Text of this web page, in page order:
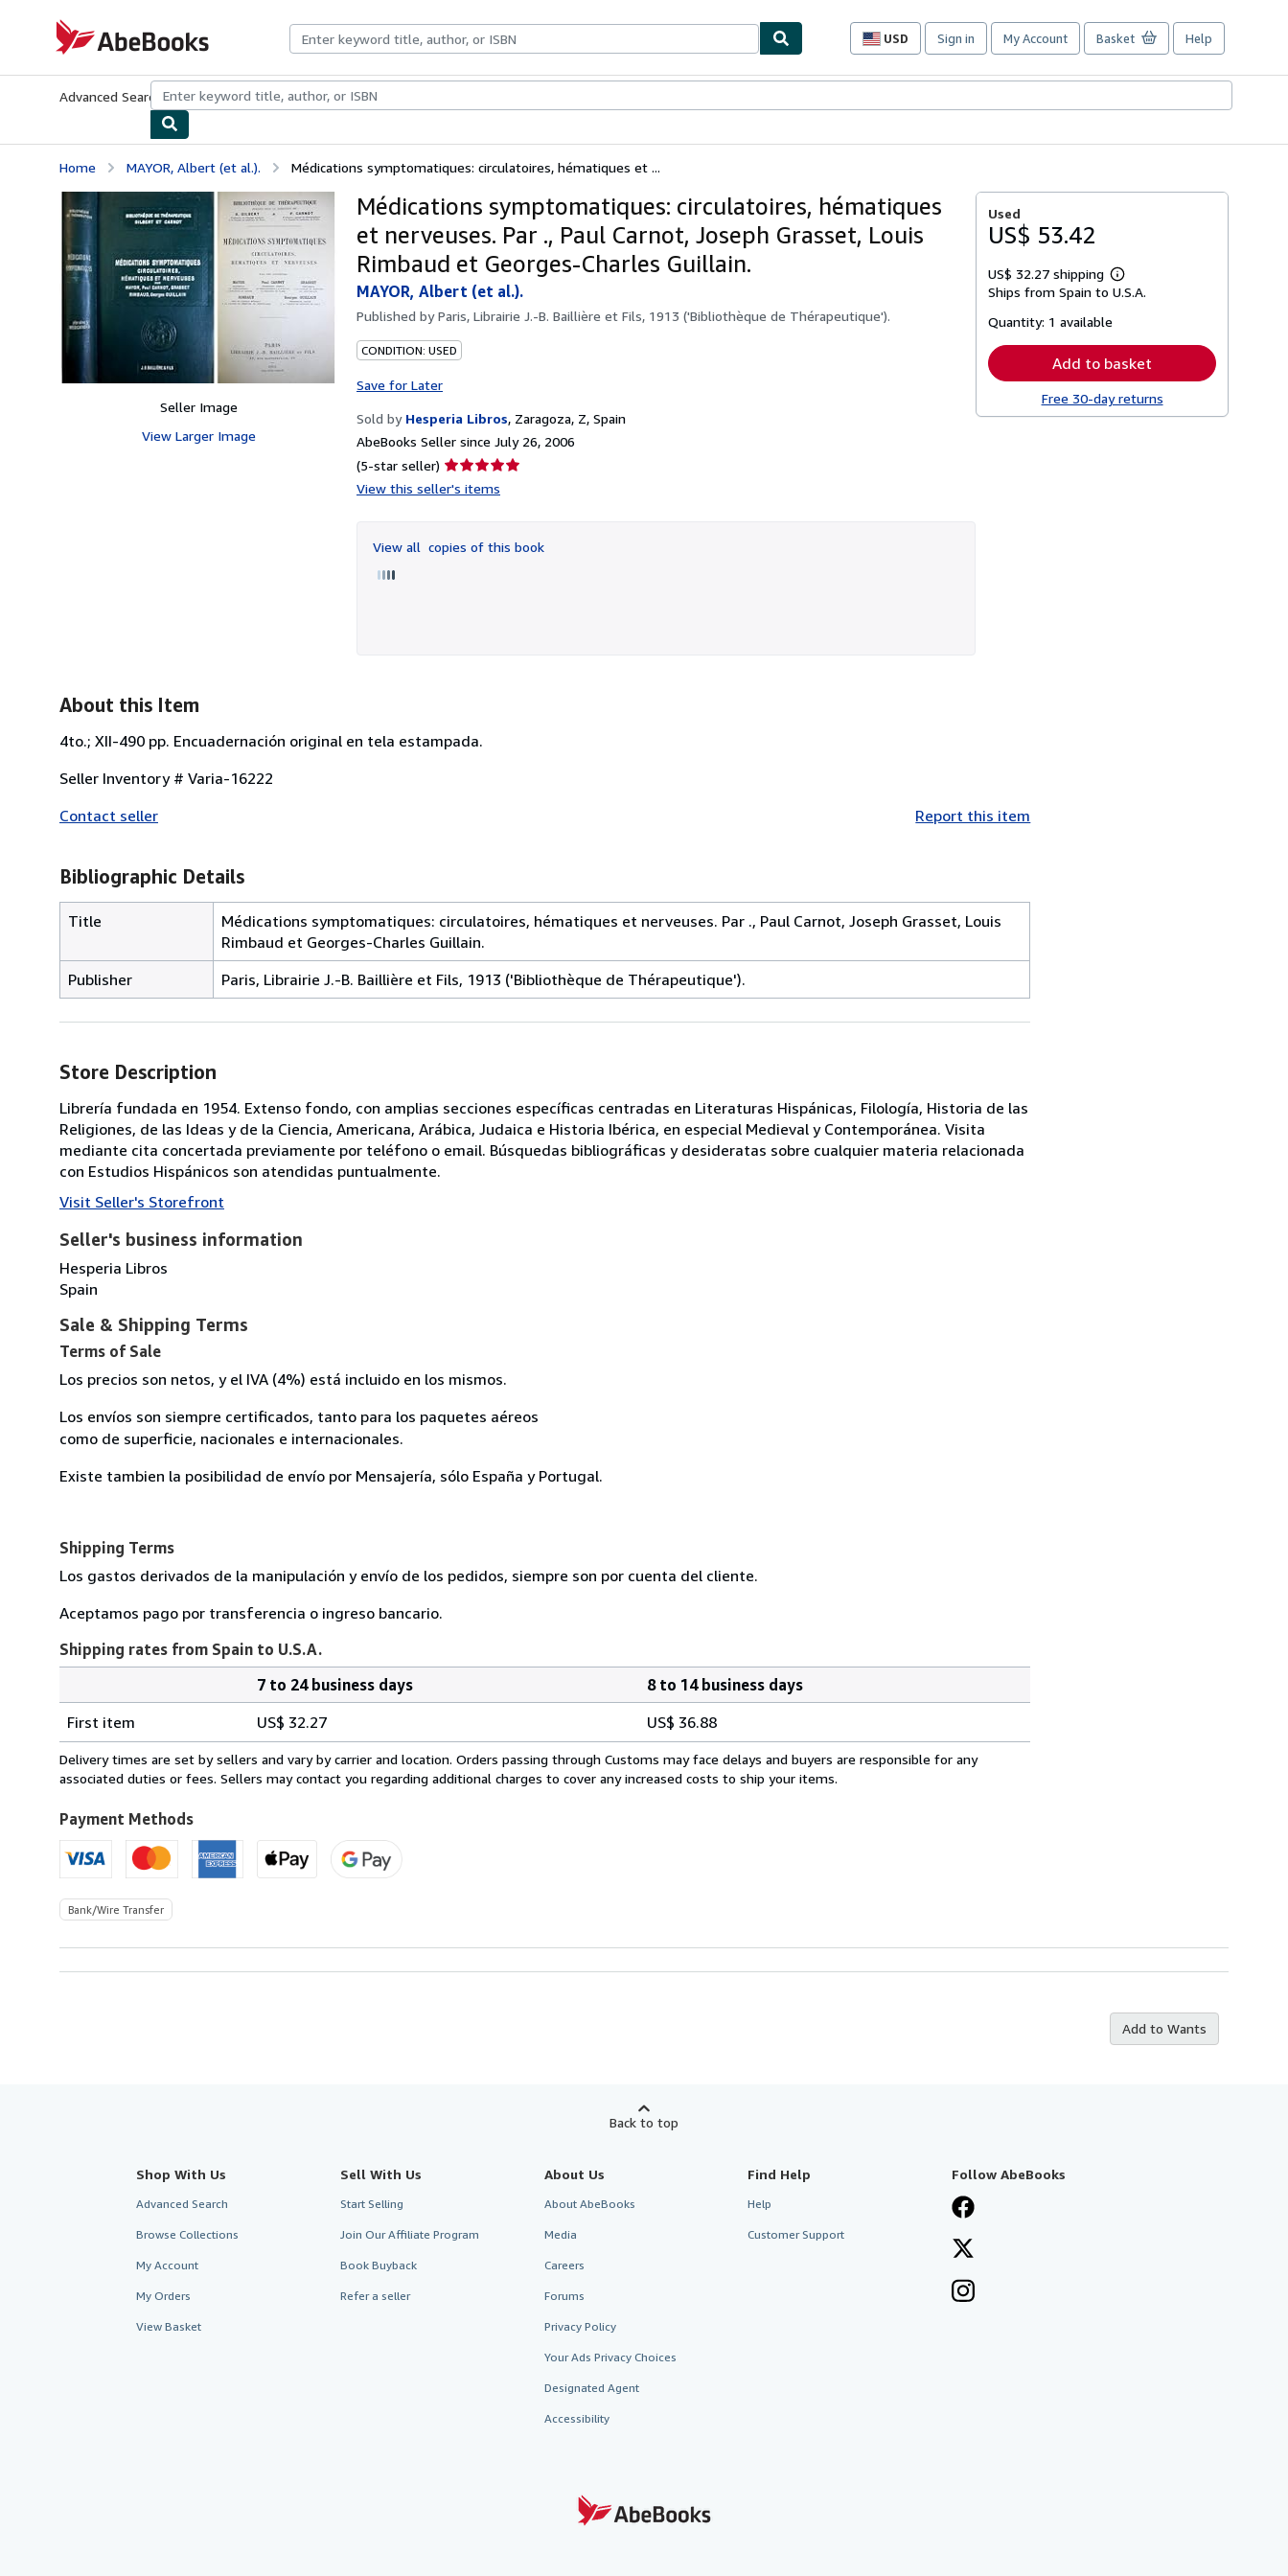
AbeBooks.com
USD
Site
preferences
Sign in My Account Basket Help
Advanced Search Browse CollectionsRare BooksArt & Collectibles
Home MAYOR, Albert (et al.). Médications symptomatiques: circulatoires, hématiques et ...
Seller Image
View Larger Image
Médications symptomatiques: circulatoires, hématiques
et nerveuses. Par ., Paul Carnot, Joseph Grasset, Louis
Rimbaud et Georges-Charles Guillain.
MAYOR, Albert (et al.).
Published byParis, Librairie J.-B. Baillière et Fils, 1913 ('Bibliothèque de Thérapeutique').
CONDITION: USED
Save for Later
Sold by Hesperia Libros, Zaragoza, Z, Spain
AbeBooks Seller since July 26, 2006
(5-star seller) Seller
rating
of
5
View this seller's items
View all copies of this book
Used
US$ 53.42
US$ 32.27 shipping
Learn
more
Ships from Spain to U.S.A.
Quantity: 1 available
Add to basket
Free 30-day returns
About this Item
4to.; XII-490 pp. Encuadernación original en tela estampada.
Seller Inventory # Varia-16222
Contact seller
Report this item
Bibliographic Details
Title
Médications symptomatiques: circulatoires, hématiques et nerveuses. Par ., Paul Carnot, Joseph Grasset, Louis
Rimbaud et Georges-Charles Guillain.
Publisher
Paris, Librairie J.-B. Baillière et Fils, 1913 ('Bibliothèque de Thérapeutique').
Store Description
Librería fundada en 1954. Extenso fondo, con amplias secciones específicas centradas en Literaturas Hispánicas, Filología, Historia de las
Religiones, de las Ideas y de la Ciencia, Americana, Arábica, Judaica e Historia Ibérica, en especial Medieval y Contemporánea. Visita
mediante cita concertada previamente por teléfono o email. Búsquedas bibliográficas y desideratas sobre cualquier materia relacionada
con Estudios Hispánicos son atendidas puntualmente.
Visit Seller's Storefront
Seller's business information
Hesperia Libros
Spain
Sale & Shipping Terms
Terms of Sale
Los precios son netos, y el IVA (4%) está incluido en los mismos.
Los envíos son siempre certificados, tanto para los paquetes aéreos
como de superficie, nacionales e internacionales.
Existe tambien la posibilidad de envío por Mensajería, sólo España y Portugal.
Shipping Terms
Los gastos derivados de la manipulación y envío de los pedidos, siempre son por cuenta del cliente.
Aceptamos pago por transferencia o ingreso bancario.
Shipping rates from Spain to U.S.A.
rates
from
Spain
U.S.A.
7 to 24 business days
8 to 14 business days
First item
US$ 32.27 US$ 36.88
Delivery times are set by sellers and vary by carrier and location. Orders passing through Customs may face delays and buyers are responsible for any
associated duties or fees. Sellers may contact you regarding additional charges to cover any increased costs to ship your items.
Payment Methods
Bank/Wire Transfer
Add to Wants
Back to top
Shop With Us
Advanced Search
Browse Collections
My Account
My Orders
View Basket
Sell With Us
Start Selling
Join Our Affiliate Program
Book Buyback
Refer a seller
About Us
About AbeBooks
Media
Careers
Forums
Privacy Policy
Your Ads Privacy Choices
Designated Agent
Accessibility
Find Help
Help
Customer Support
Follow AbeBooks